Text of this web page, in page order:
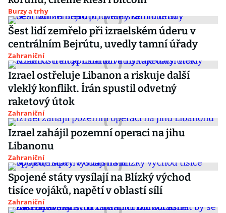
Burzy a trhy
Šest lidí zemřelo při izraelském úderu v
centrálním Bejrútu, uvedly tamní úřady
Zahraniční
Izrael ostřeluje Libanon a riskuje další
vleklý konflikt. Írán spustil odvetný
raketový útok
Zahraniční
Izrael zahájil pozemní operaci na jihu
Libanonu
Zahraniční
Spojené státy vysílají na Blízký východ
tisíce vojáků, napětí v oblastí sílí
Zahraniční